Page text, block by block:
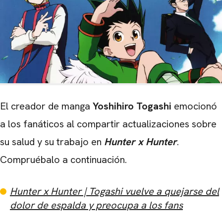
El creador de manga Yoshihiro Togashi emocionó
a los fanáticos al compartir actualizaciones sobre
su salud y su trabajo en Hunter x Hunter.
Compruébalo a continuación.
Hunter x Hunter | Togashi vuelve a quejarse del
dolor de espalda y preocupa a los fans